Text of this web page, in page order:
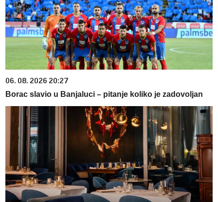
06. 08. 2026 20:27
Borac slavio u Banjaluci – pitanje koliko je zadovoljan